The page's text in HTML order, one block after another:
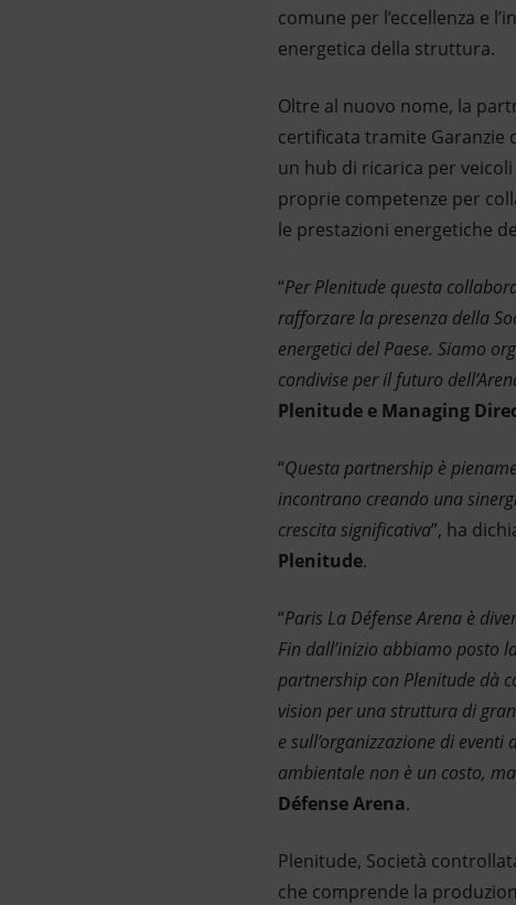
comune per l’eccellenza e
energetica della struttura.
Oltre al nuovo nome, la
certificata tramite Garanzie
un hub di ricarica per
proprie competenze per
le prestazioni energetiche
“Per Plenitude questa
rafforzare la presenza della
energetici del Paese. Siamo
condivise per il futuro
Plenitude e Managing
“Questa partnership è
incontrano creando una
crescita significativa”, ha
Plenitude.
“Paris La Défense Arena è
Fin dall’inizio abbiamo posto
partnership con Plenitude dà
vision per una struttura di
e sull’organizzazione di
ambientale non è un costo,
Défense Arena.
Plenitude, Società
che comprende la